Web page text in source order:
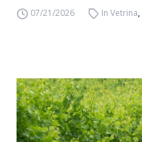
07/21/2026 In Vetrina,